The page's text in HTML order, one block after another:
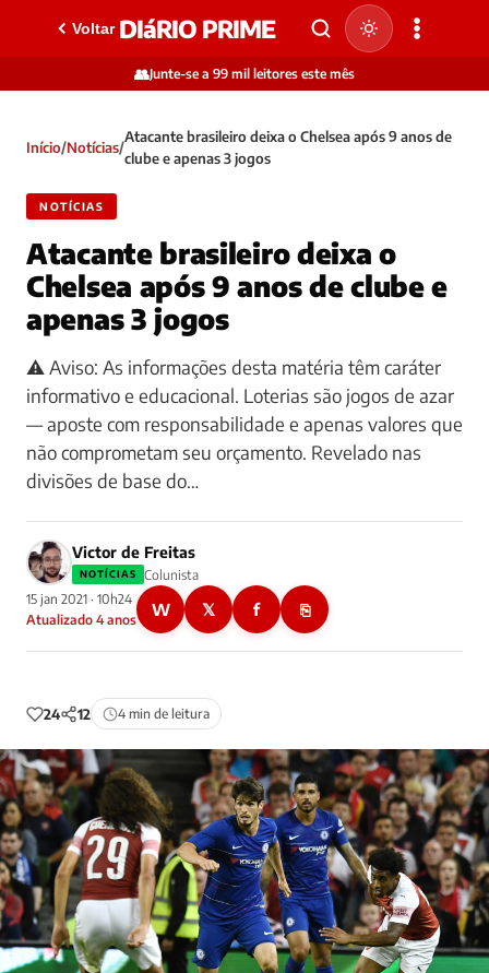
Voltar DIáRIO PRIME
👥Junte-se a 99 mil leitores este mês
Início/Notícias/
Atacante brasileiro deixa o Chelsea após 9 anos de
clube e apenas 3 jogos
NOTÍCIAS
Atacante brasileiro deixa o
Chelsea após 9 anos de clube e
apenas 3 jogos
⚠️ Aviso: As informações desta matéria têm caráter
informativo e educacional. Loterias são jogos de azar
— aposte com responsabilidade e apenas valores que
não comprometam seu orçamento. Revelado nas
divisões de base do…
Victor de Freitas
NOTÍCIAS
Colunista
15 jan 2021 · 10h24
Atualizado 4 anos
W 𝕏 f ⎘
24 12 4 min de leitura